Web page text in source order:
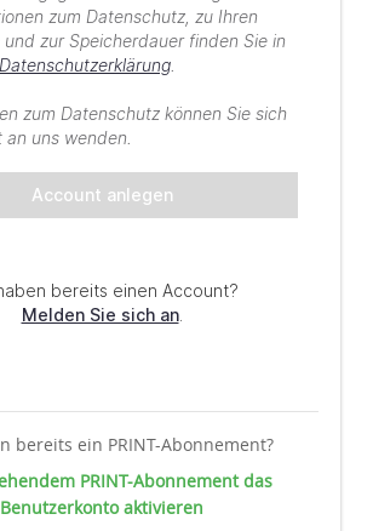
bereits ein PRINT-Abonnement?
PRINT-Abonnement das
Benutzerkonto aktivieren